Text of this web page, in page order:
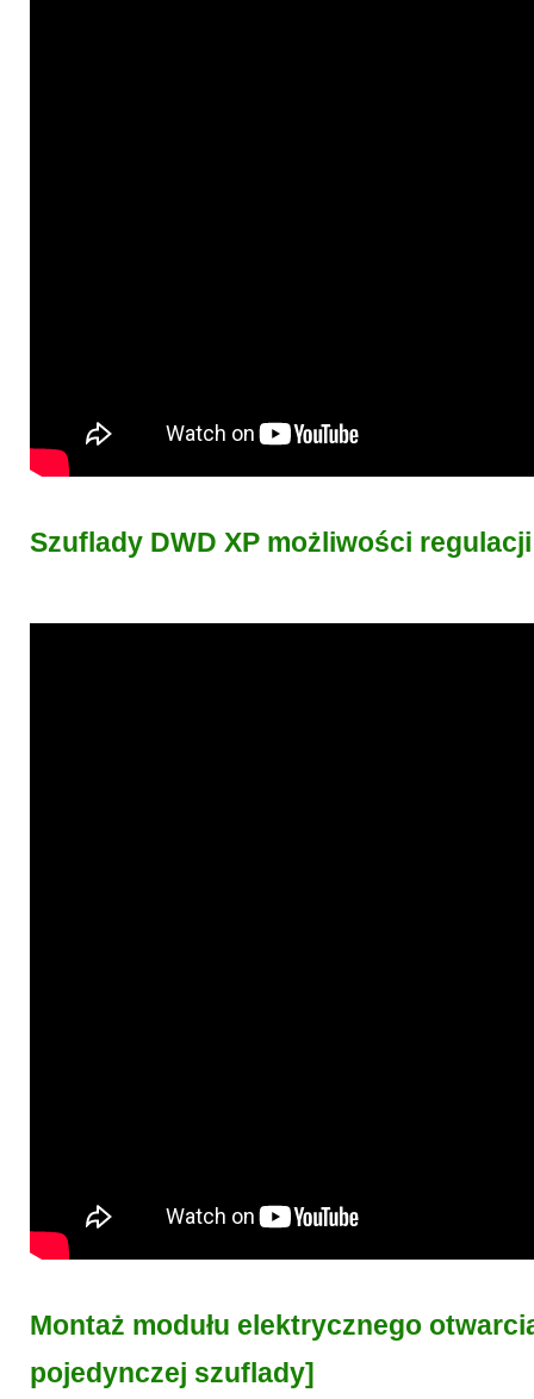
Szuflady DWD XP możliwości regulacji
Montaż modułu elektrycznego
pojedynczej szuflady]